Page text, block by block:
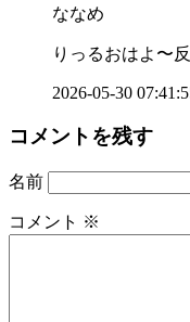
ななめ
りっるおはよ〜
2026-05-30
コメントを残す
名前
コメント ※